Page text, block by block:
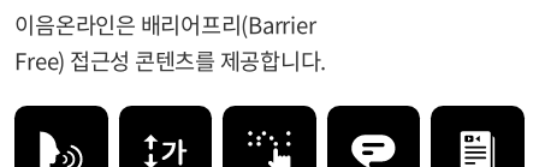
이음온라인은 배리어프리(Barrier
Free) 접근성 콘텐츠를 제공합니다.